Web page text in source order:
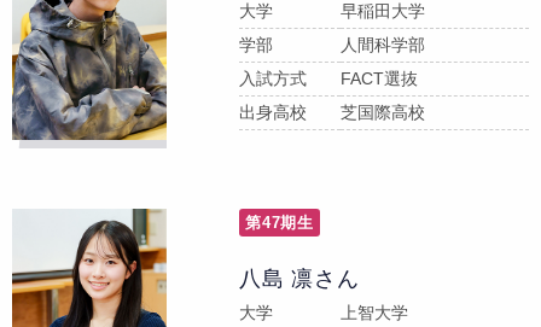
大学
早稲田大学
学部
人間科学部
入試方式
FACT選抜
出身高校
芝国際高校
第47期生
八島 凛さん
大学
上智大学